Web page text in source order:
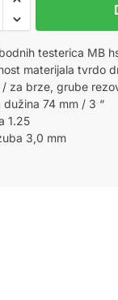
testerica MB
materijala tvrdo
/ za brze, grube
dužina 74 mm / 3 “
1.25
3,0 mm